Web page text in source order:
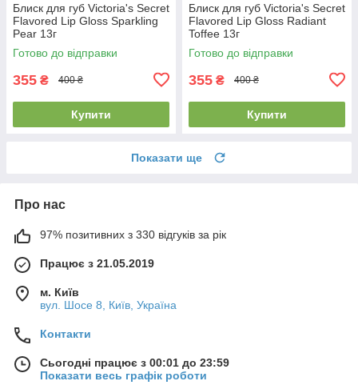
Блиск для губ Victoria's Secret
Flavored Lip Gloss Sparkling
Pear 13г
Готово до відправки
355 ₴ 400 ₴
Купити
Блиск для губ Victoria's Secret
Flavored Lip Gloss Radiant
Toffee 13г
Готово до відправки
355 ₴ 400 ₴
Купити
Показати ще
Про нас
97% позитивних з 330 відгуків за рік
Працює з 21.05.2019
м. Київ
вул. Шосе 8, Київ, Україна
Контакти
Сьогодні працює з 00:01 до 23:59
Показати весь графік роботи